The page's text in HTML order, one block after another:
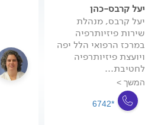
יעל קרבס-כהן
יעל קרבס, מנהלת
שירות פיזיותרפיה
במרכז הרפואי הלל יפה
ויועצת פיזיותרפיה
לחטיבת...
המשך >
*6742